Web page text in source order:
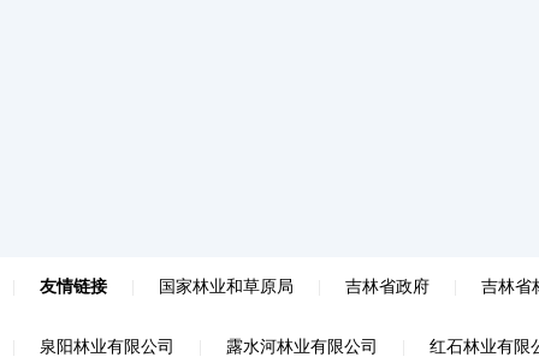
友情链接 国家林业和草原局 吉林省政府 吉林省
泉阳林业有限公司 露水河林业有限公司 红石林业有限